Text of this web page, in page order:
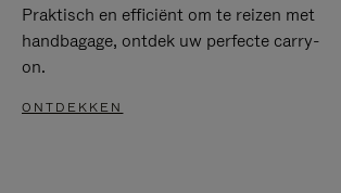
Praktisch en efficiënt om te reizen met
handbagage, ontdek uw perfecte carry-
on.
ONTDEKKEN